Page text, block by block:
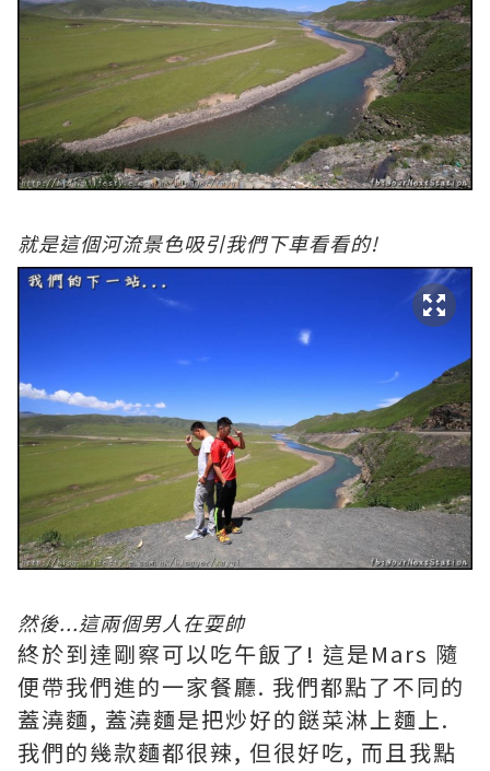
就是這個河流景色吸引我們下車看看的!
然後...這兩個男人在耍帥
終於到達剛察可以吃午飯了! 這是Mars 隨
便帶我們進的一家餐廳. 我們都點了不同的
蓋澆麵, 蓋澆麵是把炒好的餸菜淋上麵上.
我們的幾款麵都很辣, 但很好吃, 而且我點